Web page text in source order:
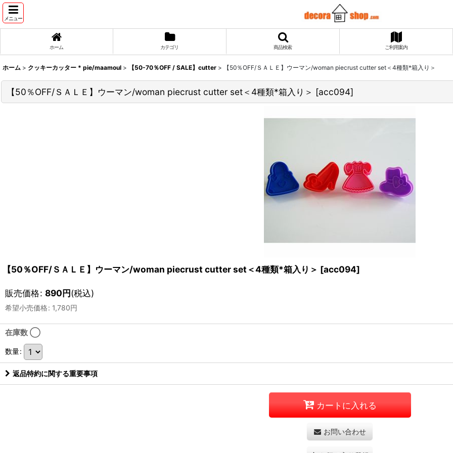
メニュー
ホーム カテゴリ 商品検索 ご利用案内
ホーム > クッキーカッター * pie/maamoul > 【50-70％OFF / SALE】cutter > 【50％OFF/ＳＡＬＥ】ウーマン/woman piecrust cutter set＜4種類*箱入り＞
【50％OFF/ＳＡＬＥ】ウーマン/woman piecrust cutter set＜4種類*箱入り＞ [acc094]
【50％OFF/ＳＡＬＥ】ウーマン/woman piecrust cutter set＜4種類*箱入り＞ [acc094]
販売価格: 890円(税込)
希望小売価格: 1,780円
在庫数 ◯
数量:
返品特約に関する重要事項
カートに入れる
お問い合わせ